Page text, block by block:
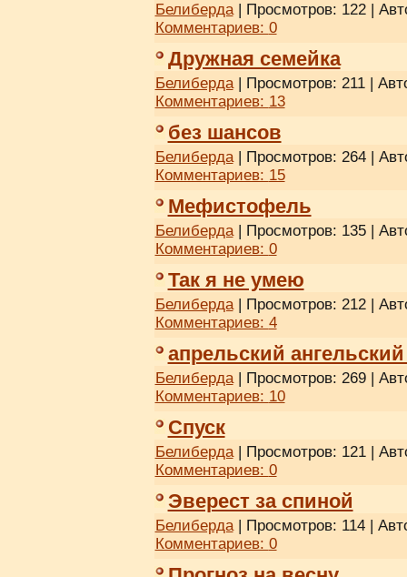
Белиберда| Просмотров: 122 |
Комментариев: 0
Дружная семейка
Белиберда| Просмотров: 211 |
Комментариев: 13
без шансов
Белиберда| Просмотров: 264 |
Комментариев: 15
Мефистофель
Белиберда| Просмотров: 135 |
Комментариев: 0
Так я не умею
Белиберда| Просмотров: 212 |
Комментариев: 4
апрельский
Белиберда| Просмотров: 269 |
Комментариев: 10
Спуск
Белиберда| Просмотров: 121 |
Комментариев: 0
Эверест за спиной
Белиберда| Просмотров: 114 |
Комментариев: 0